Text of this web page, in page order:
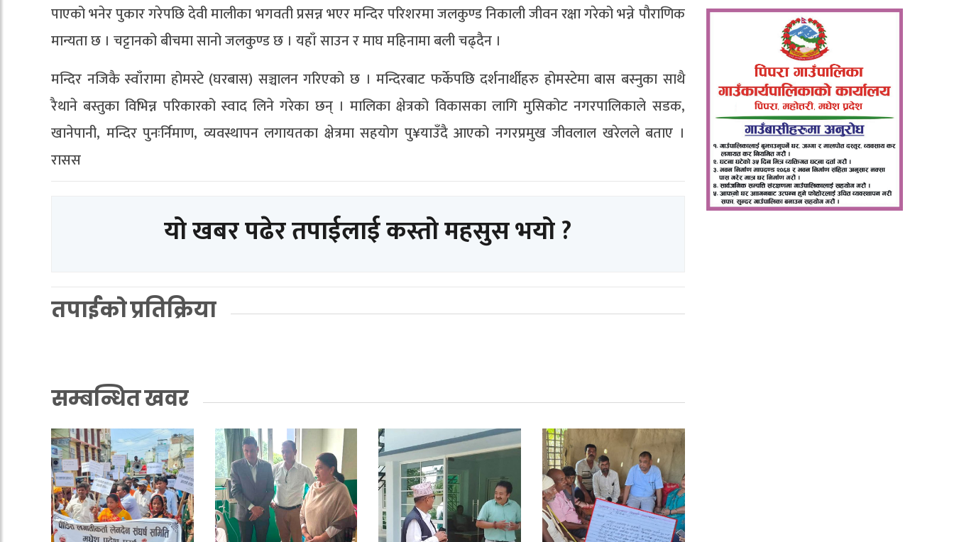
पाएको भनेर पुकार गरेपछि देवी मालीका भगवती प्रसन्न भएर मन्दिर परिशरमा जलकुण्ड निकाली जीवन रक्षा गरेको भन्ने पौराणिक
मान्यता छ । चट्टानको बीचमा सानो जलकुण्ड छ । यहाँ साउन र माघ महिनामा बली चढ्दैन ।
मन्दिर नजिकै स्वाँरामा होमस्टे (घरबास) सञ्चालन गरिएको छ । मन्दिरबाट फर्केपछि दर्शनार्थीहरु होमस्टेमा बास बस्नुका साथै
रैथाने बस्तुका विभिन्न परिकारको स्वाद लिने गरेका छन् । मालिका क्षेत्रको विकासका लागि मुसिकोट नगरपालिकाले सडक,
खानेपानी, मन्दिर पुनःर्निमाण, व्यवस्थापन लगायतका क्षेत्रमा सहयोग पु¥याउँदै आएको नगरप्रमुख जीवलाल खरेलले बताए ।
रासस
यो खबर पढेर तपाईलाई कस्तो महसुस भयो ?
तपाईको प्रतिक्रिया
सम्बन्धित खवर